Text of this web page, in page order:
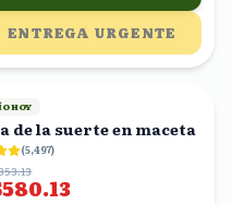
ENTREGA URGENTE
HOY
de la suerte en maceta
(5,497)